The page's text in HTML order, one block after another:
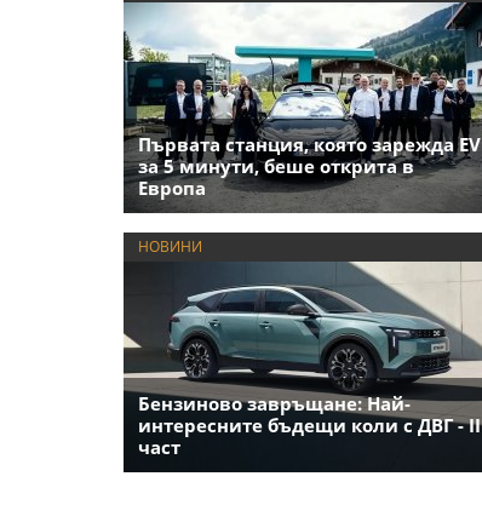
Първата станция, която зарежда EV
за 5 минути, беше открита в
Европа
НОВИНИ
Бензиново завръщане: Най-
интересните бъдещи коли с ДВГ - II
част